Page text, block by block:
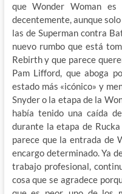
que Wonder Woman
decentemente, aunque
las de Superman contra
nuevo rumbo que está
Rebirth y que parece
Pam Lifford, que aboga
estado más «icónico» y
Snyder o la etapa de la
había tenido una caída
durante la etapa de
parece que la entrada de
encargo determinado. Ya
trabajo profesional,
cosa que se agradece